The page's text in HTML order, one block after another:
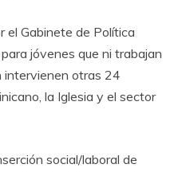
el Gabinete de Política
jóvenes que ni trabajan
intervienen otras 24
la Iglesia y el sector
social/laboral de